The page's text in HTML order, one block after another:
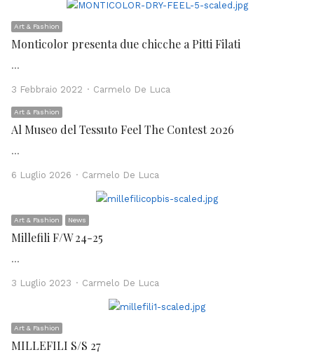
Art & Fashion
Monticolor presenta due chicche a Pitti Filati
…
3 Febbraio 2022 Author
Carmelo De Luca
Art & Fashion
Al Museo del Tessuto Feel The Contest 2026
…
6 Luglio 2026 Author
Carmelo De Luca
Art & Fashion News
Millefili F/W 24-25
…
3 Luglio 2023 Author
Carmelo De Luca
Art & Fashion
MILLEFILI S/S 27